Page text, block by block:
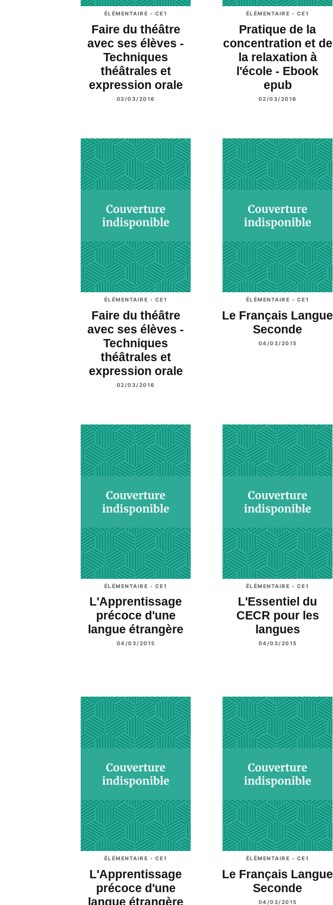
ÉLÉMENTAIRE - CE1
Faire du théâtre
avec ses élèves -
Techniques
théâtrales et
expression orale
02/03/2016
ÉLÉMENTAIRE - CE1
Pratique de la
concentration et de
la relaxation à
l'école - Ebook
epub
02/03/2016
ÉLÉMENTAIRE - CE1
Faire du théâtre
avec ses élèves -
Techniques
théâtrales et
expression orale
02/03/2016
ÉLÉMENTAIRE - CE1
Le Français Langue
Seconde
04/03/2015
ÉLÉMENTAIRE - CE1
L'Apprentissage
précoce d'une
langue étrangère
04/03/2015
ÉLÉMENTAIRE - CE1
L'Essentiel du
CECR pour les
langues
04/03/2015
ÉLÉMENTAIRE - CE1
L'Apprentissage
précoce d'une
langue étrangère
ÉLÉMENTAIRE - CE1
Le Français Langue
Seconde
04/03/2015